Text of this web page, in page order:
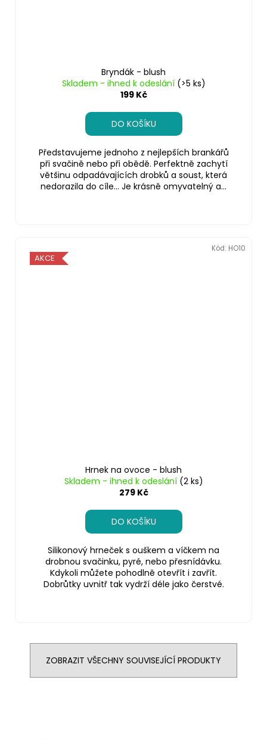
Bryndák - blush
Skladem - ihned k odeslání (>5 ks)
199 Kč
DO KOŠÍKU
Představujeme jednoho z nejlepších brankářů
při svačině nebo při obědě. Perfektně zachytí
většinu odpadávajících drobků a soust, která
nedorazila do cíle… Je krásně omyvatelný a...
AKCE
Hrnek na ovoce - blush
Skladem - ihned k odeslání (2 ks)
279 Kč
DO KOŠÍKU
Silikonový hrneček s ouškem a víčkem na
drobnou svačinku, pyré, nebo přesnídávku.
Kdykoli můžete pohodlně otevřít i zavřít.
Dobrůtky uvnitř tak vydrží déle jako čerstvé.
Kód: HO10
ZOBRAZIT VŠECHNY SOUVISEJÍCÍ PRODUKTY